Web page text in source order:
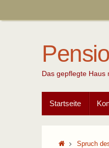
Das gepflegte Haus
Inhalt
springen
Startseite
StartSpruch